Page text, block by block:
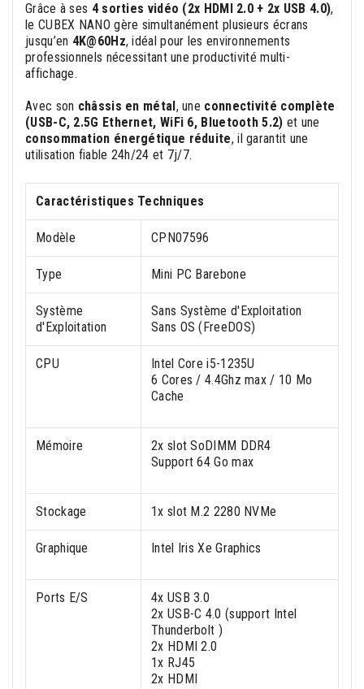
Grâce à ses 4 sorties vidéo (2x HDMI 2.0 + 2x USB 4.0),
le CUBEX NANO gère simultanément plusieurs écrans
jusqu’en 4K@60Hz, idéal pour les environnements
professionnels nécessitant une productivité multi-
affichage.
Avec son châssis en métal , une connectivité complète
(USB-C, 2.5G Ethernet, WiFi 6, Bluetooth 5.2) et une
consommation énergétique réduite, il garantit une
utilisation fiable 24h/24 et 7j/7.
Caractéristiques Techniques
Modèle CPN07596
Type Mini PC Barebone
Système
d'Exploitation
Sans Système d'Exploitation
Sans OS (FreeDOS)
CPU
Intel Core i5-1235U
6 Cores / 4.4Ghz max / 10 Mo
Cache
Mémoire
2x slot SoDIMM DDR4
Support 64 Go max
Stockage 1x slot M.2 2280 NVMe
Graphique Intel Iris Xe Graphics
Ports E/S
4x USB 3.0
2x USB-C 4.0 (support Intel
Thunderbolt )
2x HDMI 2.0
1x RJ45
2x HDMI